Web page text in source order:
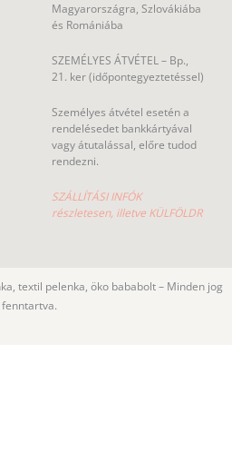
Magyarországra, Szlovákiába
és Romániába
SZEMÉLYES ÁTVÉTEL – Bp.,
21. ker (időpontegyeztetéssel)
Személyes átvétel esetén a
rendelésedet bankkártyával
vagy átutalással, előre tudod
rendezni.
SZÁLLÍTÁSI INFÓK
részletesen, illetve KÜLFÖLDR
textil pelenka, öko bababolt – Minden jog
fenntartva.